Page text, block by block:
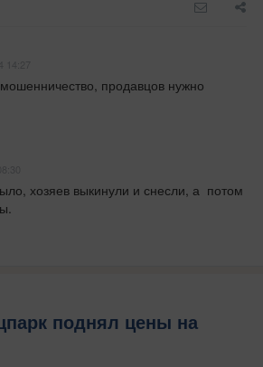
продавцов нужно
хозяев выкинули и снесли, а  потом
поднял цены на